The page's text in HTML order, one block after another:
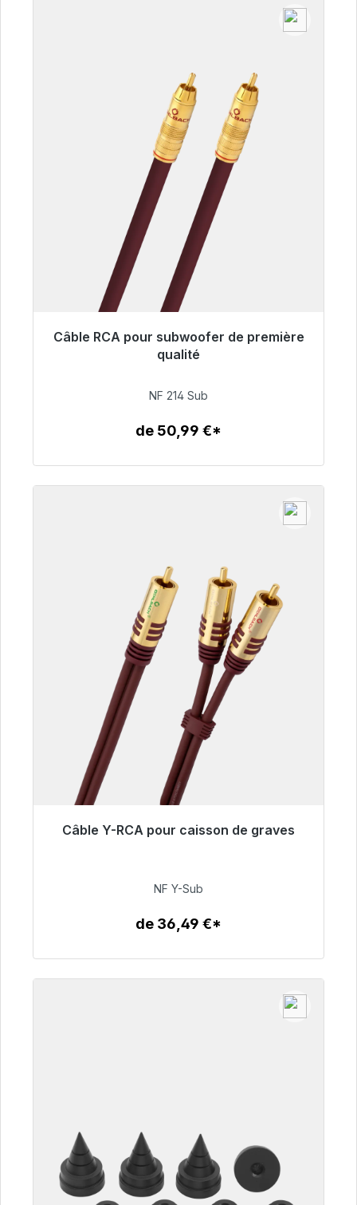
Câble RCA pour subwoofer de première
qualité
Prêt à être expédié, délai de livraison 48h*
94,00 €
NF 214 Sub
de 50,99 €*
Câble Y-RCA pour caisson de graves
50,99 €
NF Y-Sub
de 36,49 €*